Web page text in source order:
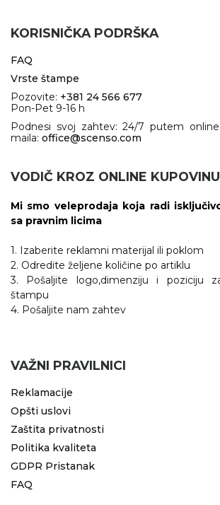
KORISNIČKA PODRŠKA
FAQ
Vrste štampe
Pozovite: +381 24 566 677
Pon-Pet 9-16 h
Podnesi svoj zahtev: 24/7 putem
maila: office@scenso.com
VODIČ KROZ ONLINE KUPOVINU
Mi smo veleprodaja koja radi
sa pravnim licima
1. Izaberite reklamni materijal ili poklom
2. Odredite željene količine po artiklu
3. Pošaljite logo,dimenziju i poziciju
štampu
4. Pošaljite nam zahtev
VAŽNI PRAVILNICI
Reklamacije
Opšti uslovi
Zaštita privatnosti
Politika kvaliteta
GDPR Pristanak
FAQ